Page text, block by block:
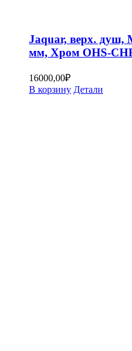
Jaquar, верх. душ,
мм, Хром OHS-
16000,00₽
В корзину Детали